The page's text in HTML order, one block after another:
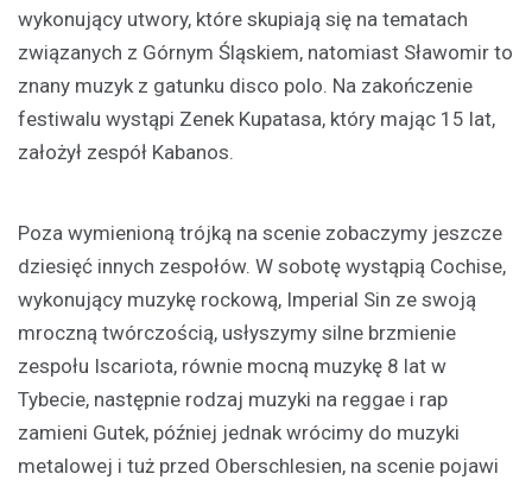
wykonujący utwory, które skupiają się na tematach
związanych z Górnym Śląskiem, natomiast Sławomir to
znany muzyk z gatunku disco polo. Na zakończenie
festiwalu wystąpi Zenek Kupatasa, który mając 15 lat,
założył zespół Kabanos.
Poza wymienioną trójką na scenie zobaczymy jeszcze
dziesięć innych zespołów. W sobotę wystąpią Cochise,
wykonujący muzykę rockową, Imperial Sin ze swoją
mroczną twórczością, usłyszymy silne brzmienie
zespołu Iscariota, równie mocną muzykę 8 lat w
Tybecie, następnie rodzaj muzyki na reggae i rap
zamieni Gutek, później jednak wrócimy do muzyki
metalowej i tuż przed Oberschlesien, na scenie pojawi